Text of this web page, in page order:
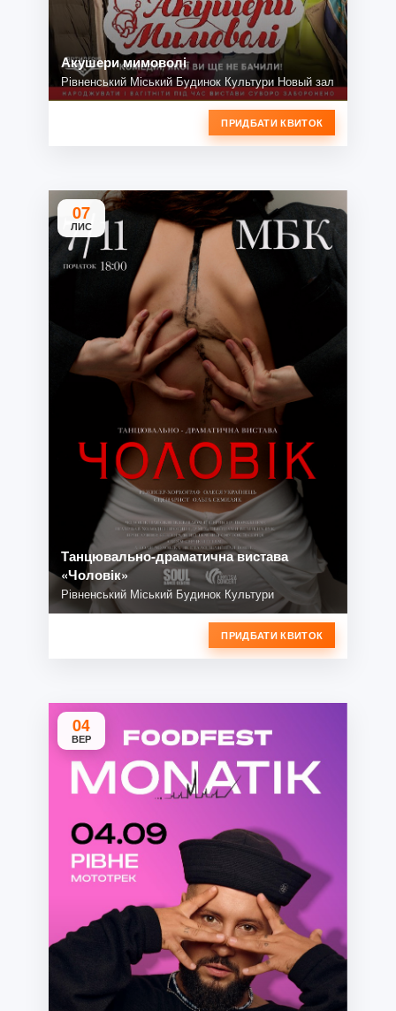
Акушери мимоволі
Рівненський Міський Будинок Культури Новый зал
ПРИДБАТИ КВИТОК
07
ЛИС
Танцювально-драматична вистава
«Чоловік»
Рівненський Міський Будинок Культури
ПРИДБАТИ КВИТОК
04
ВЕР